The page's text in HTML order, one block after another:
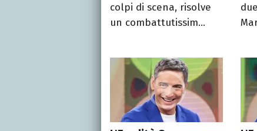
colpi di scena, risolve
un combattutissim...